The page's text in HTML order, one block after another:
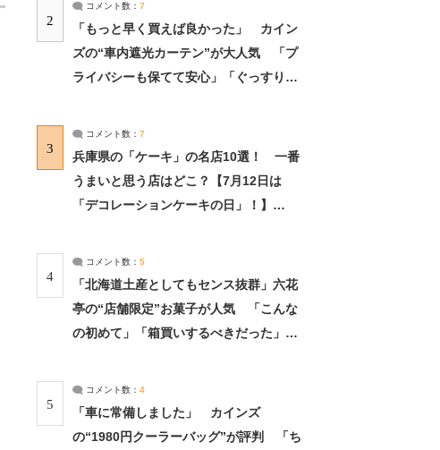
2
コメント数： 7
「もっと早く買えば良かった」 カイン
ズの“車内遮光カーテン”が大人気 「プ
ライバシーも保てて安心」「ぐっすり眠
3
コメント数： 7
兵庫県の「ケーキ」の名店10選！ 一番
うまいと思う店はどこ？【7月12日は
「デコレーションケーキの日」！】
4
コメント数： 5
「北海道土産としてもセンス抜群」六花
亭の“店舗限定”お菓子が人気 「こんな
の初めて」「箱買いするべきだった」
5
コメント数： 4
「車に常備しました」 カインズ
の“1980円クーラーバッグ”が評判 「ち